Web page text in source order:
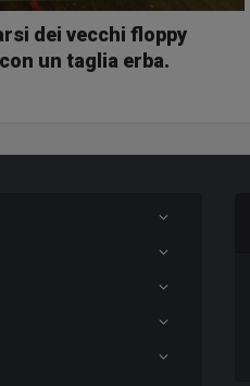
dei vecchi floppy
un taglia erba.